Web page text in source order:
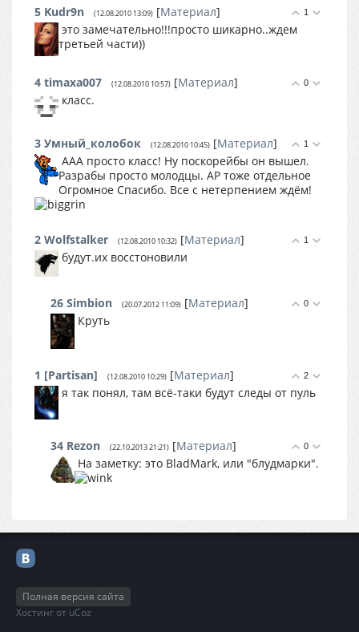
1
5 Kudr9n (12.08.2010 13:09) [Материал]
это замечательно!!!просто шикарно..ждем
третьей части))
0
4 timaxa007 (12.08.2010 10:57) [Материал]
класс.
1
3 Умный_колобок (12.08.2010 10:45) [Материал]
ААА просто класс! Ну поскорейбы он вышел.
Разрабы просто молодцы. AP тоже отдельное
Огромное Спасибо. Все с нетерпением ждём!
1
2 Wolfstalker (12.08.2010 10:32) [Материал]
будут.их восстоновили
0
26 Simbion (20.07.2012 11:09) [Материал]
Круть
2
1 [Partisan] (12.08.2010 10:29) [Материал]
я так понял, там всё-таки будут следы от пуль
0
34 Rezon (22.10.2013 21:21) [Материал]
На заметку: это BladMark, или "блудмарки".
Полная версия сайта
Хостинг от uCoz